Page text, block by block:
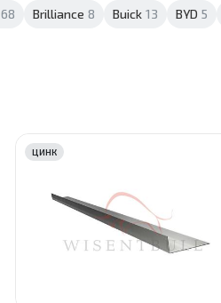
68 Brilliance 8 Buick 13 BYD 5
ЦИНК